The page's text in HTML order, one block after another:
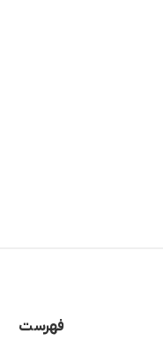
فهرست